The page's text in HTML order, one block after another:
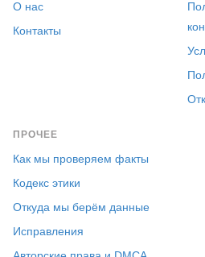
О нас
Контакты
ПРОЧЕЕ
Как мы проверяем факты
Кодекс этики
Откуда мы берём данные
Исправления